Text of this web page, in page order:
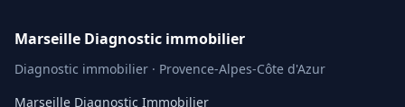
Marseille Diagnostic immobilier
Diagnostic immobilier · Provence-Alpes-Côte d'Azur
Marseille Diagnostic Immobilier